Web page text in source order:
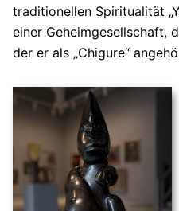
traditionellen Spiritualität
einer Geheimgesellschaft,
der er als „Chigure“